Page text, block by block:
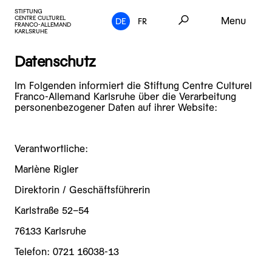
STIFTUNG
CENTRE CULTUREL
FRANCO-ALLEMAND
KARLSRUHE
DE FR Menu
Datenschutz
Im Folgenden informiert die Stiftung Centre Culturel
Franco-Allemand Karlsruhe über die Verarbeitung
personenbezogener Daten auf ihrer Website:
Verantwortliche:
Marlène Rigler
Direktorin / Geschäftsführerin
Karlstraße 52–54
76133 Karlsruhe
Telefon: 0721 16038-13